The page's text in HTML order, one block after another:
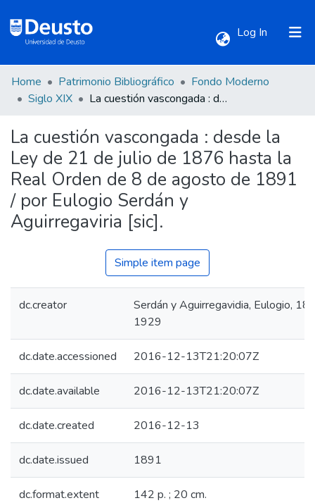
Log In (current)
Communities & Collections
All of DSpace
Statistics
Home Patrimonio Bibliográfico
Fondo Moderno
Siglo XIX
La cuestión vascongada : desde la Ley de 21 de julio de 1876 hasta la Real Orden de 8 de agosto de 1891 / por Eulogio Serdán y Aguirregaviria [sic].
La cuestión vascongada : desde la
Ley de 21 de julio de 1876 hasta la
Real Orden de 8 de agosto de 1891
/ por Eulogio Serdán y
Aguirregaviria [sic].
Simple item page
dc.creator
Serdán y Aguirregavidia, Eulogio,
1929
dc.date.accessioned 2016-12-13T21:20:07Z
dc.date.available 2016-12-13T21:20:07Z
dc.date.created 2016-12-13
dc.date.issued 1891
dc.format.extent 142 p. ; 20 cm.